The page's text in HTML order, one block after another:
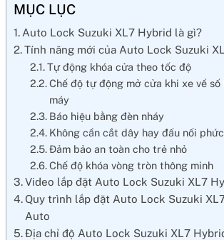
MỤC LỤC
Auto Lock Suzuki XL7 Hybrid là gì?
Tính năng mới của Auto Lock Suzuki
Tự động khóa cửa theo tốc độ
Chế độ tự động mở cửa khi xe về
máy
Báo hiệu bằng đèn nháy
Không cần cắt dây hay đấu nối
Đảm bảo an toàn cho trẻ nhỏ
Chế độ khóa vòng tròn thông minh
Video lắp đặt Auto Lock Suzuki XL7
Quy trình lắp đặt Auto Lock Suzuki
Auto
Địa chỉ độ Auto Lock Suzuki XL7